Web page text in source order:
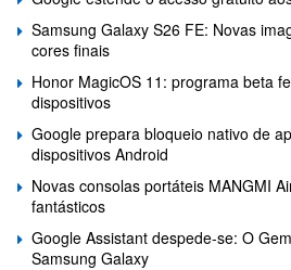
Samsung Galaxy S26 FE: Novas
cores finais
Honor MagicOS 11: programa beta
dispositivos
Google prepara bloqueio nativo de
dispositivos Android
Novas consolas portáteis MANGMI
fantásticos
Google Assistant despede-se: O
Samsung Galaxy